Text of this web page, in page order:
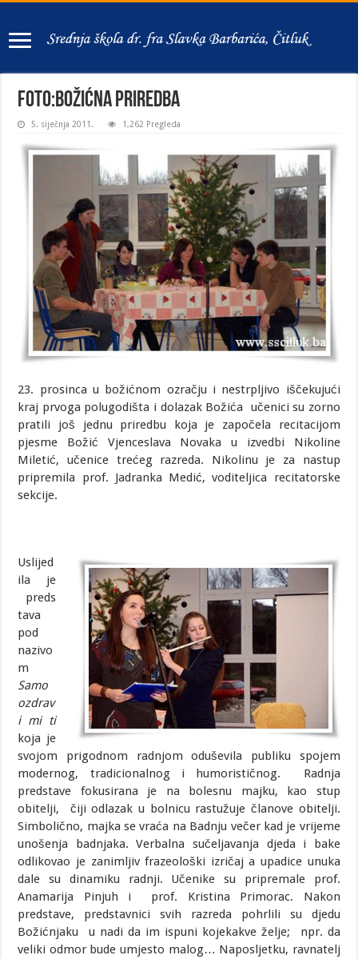
FOTO:Božićna priredba
5. siječnja 2011. 1,262 Pregleda
23. prosinca u božićnom ozračju i nestrpljivo iščekujući
kraj prvoga polugodišta i dolazak Božića učenici su zorno
pratili još jednu priredbu koja je započela recitacijom
pjesme Božić Vjenceslava Novaka u izvedbi Nikoline
Miletić, učenice trećeg razreda. Nikolinu je za nastup
pripremila prof. Jadranka Medić, voditeljica recitatorske
sekcije.
Uslijed
ila je
preds
tava
pod
nazivo
m
Samo
ozdrav
i mi ti
koja je
svojom prigodnom radnjom oduševila publiku spojem
modernog, tradicionalnog i humorističnog. Radnja
predstave fokusirana je na bolesnu majku, kao stup
obitelji, čiji odlazak u bolnicu rastužuje članove obitelji.
Simbolično, majka se vraća na Badnju večer kad je vrijeme
unošenja badnjaka. Verbalna sučeljavanja djeda i bake
odlikovao je zanimljiv frazeološki izričaj a upadice unuka
dale su dinamiku radnji. Učenike su pripremale prof.
Anamarija Pinjuh i prof. Kristina Primorac. Nakon
predstave, predstavnici svih razreda pohrlili su djedu
Božićnjaku u nadi da im ispuni kojekakve želje; npr. da
veliki odmor bude umjesto malog… Naposljetku, ravnatelj